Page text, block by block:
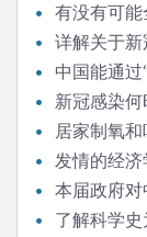
有没有可能
详解关于
中国能通过
新冠感染何
居家制氧
发情的经济
本届政府
了解科学史